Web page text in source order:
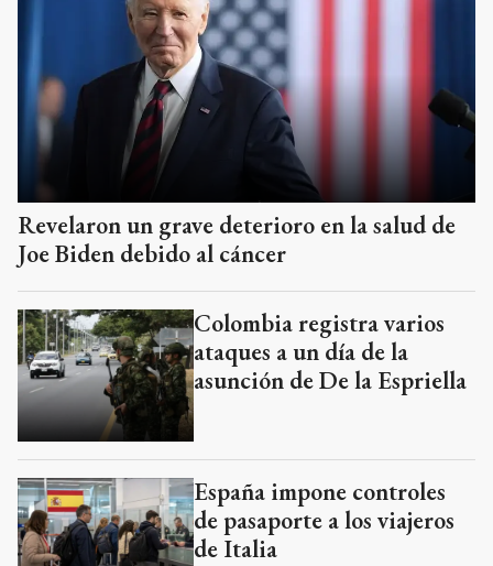
Revelaron un grave deterioro en la salud de
Joe Biden debido al cáncer
Colombia registra varios
ataques a un día de la
asunción de De la Espriella
España impone controles
de pasaporte a los viajeros
de Italia